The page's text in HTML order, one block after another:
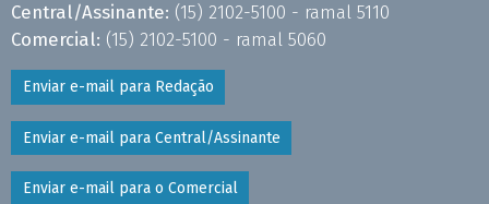
Central/Assinante: (15) 2102-5100 - ramal 5110
Comercial: (15) 2102-5100 - ramal 5060
Enviar e-mail para Redação
Enviar e-mail para Central/Assinante
Enviar e-mail para o Comercial